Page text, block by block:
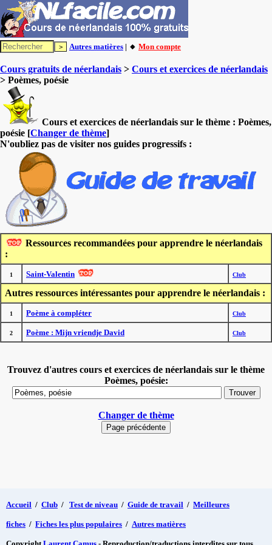
Autres matières | 🔸 Mon compte
Cours gratuits de néerlandais > Cours et exercices de néerlandais
> Poèmes, poésie
Cours et exercices de néerlandais sur le thème : Poèmes,
poésie [Changer de thème]
N'oubliez pas de visiter nos guides progressifs :
Ressources recommandées pour apprendre le néerlandais
:
1 Saint-Valentin Club
Autres ressources intéressantes pour apprendre le néerlandais :
1 Poème à compléter Club
2 Poème : Mijn vriendje David Club
Trouvez d'autres cours et exercices de néerlandais sur le thème
Poèmes, poésie:
Changer de thème
Accueil / Club / Test de niveau / Guide de travail / Meilleures
fiches / Fiches les plus populaires / Autres matières